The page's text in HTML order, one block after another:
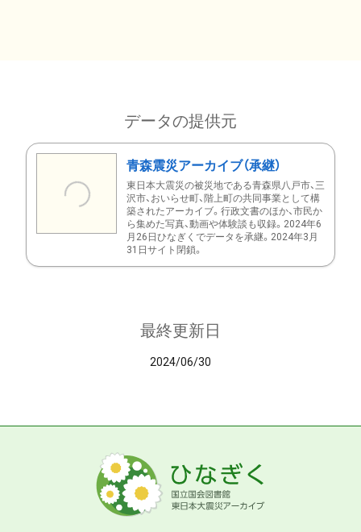
データの提供元
青森震災アーカイブ（承継）
東日本大震災の被災地である青森県八戸市、三
沢市、おいらせ町、階上町の共同事業として構
築されたアーカイブ。行政文書のほか、市民か
ら集めた写真、動画や体験談も収録。2024年6
月26日ひなぎくでデータを承継。2024年3月
31日サイト閉鎖。
最終更新日
2024/06/30